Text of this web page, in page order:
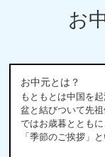
お
お中元とは？
もともとは中国を
盆と結びついて先
ではお歳暮ととも
「季節のご挨拶」